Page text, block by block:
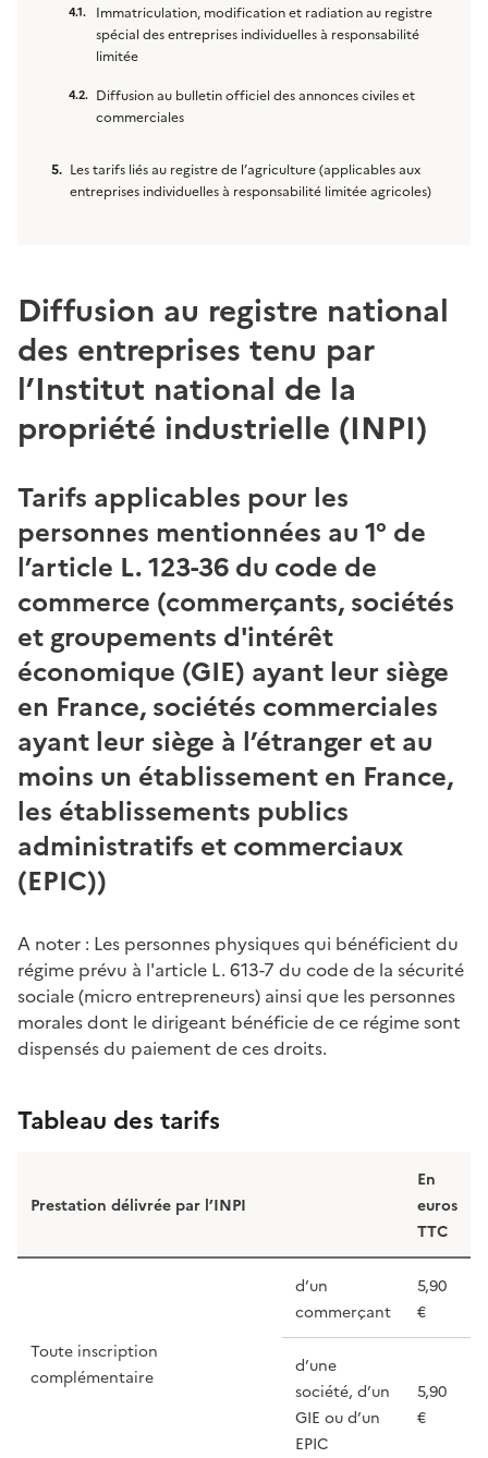
Immatriculation, modification et radiation au registre
spécial des entreprises individuelles à responsabilité
limitée
Diffusion au bulletin officiel des annonces civiles et
commerciales
Les tarifs liés au registre de l’agriculture (applicables aux
entreprises individuelles à responsabilité limitée agricoles)
Diffusion au registre national
des entreprises tenu par
l’Institut national de la
propriété industrielle (INPI)
Tarifs applicables pour les
personnes mentionnées au 1° de
l’article L. 123-36 du code de
commerce (commerçants, sociétés
et groupements d'intérêt
économique (GIE) ayant leur siège
en France, sociétés commerciales
ayant leur siège à l’étranger et au
moins un établissement en France,
les établissements publics
administratifs et commerciaux
(EPIC))
A noter : Les personnes physiques qui bénéficient du
régime prévu à l'article L. 613-7 du code de la sécurité
sociale (micro entrepreneurs) ainsi que les personnes
morales dont le dirigeant bénéficie de ce régime sont
dispensés du paiement de ces droits.
Tableau des tarifs
Prestation délivrée par l’INPI
En
euros
TTC
Toute inscription
complémentaire
d’un
commerçant
5,90
€
d’une
société, d’un
GIE ou d’un
EPIC
5,90
€